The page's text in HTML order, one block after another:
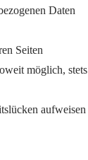
Daten
Seiten
möglich, stets
aufweisen